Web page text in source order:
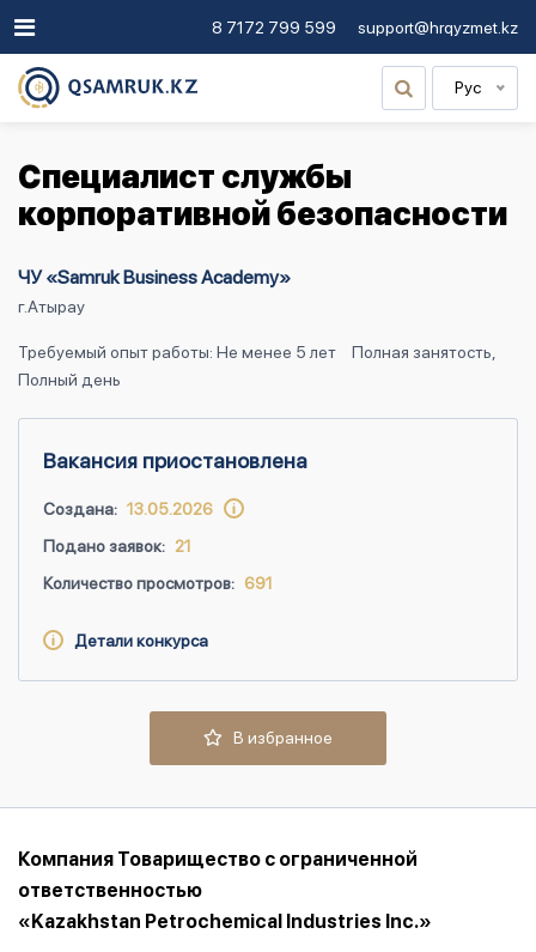
8 7172 799 599 support@hrqyzmet.kz
Рус
Специалист службы
корпоративной безопасности
ЧУ «Samruk Business Academy»
г.Атырау
Требуемый опыт работы: Не менее 5 лет
Полная занятость,
Полный день
Вакансия приостановлена
Создана: 13.05.2026
Подано заявок: 21
Количество просмотров: 691
Детали конкурса
В избранное
Компания Товарищество с ограниченной
ответственностью
«Kazakhstan Petrochemical Industries Inc.»